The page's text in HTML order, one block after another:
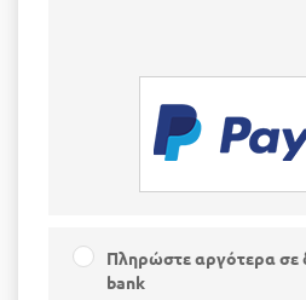
Πληρώστε αργότερα σε
bank